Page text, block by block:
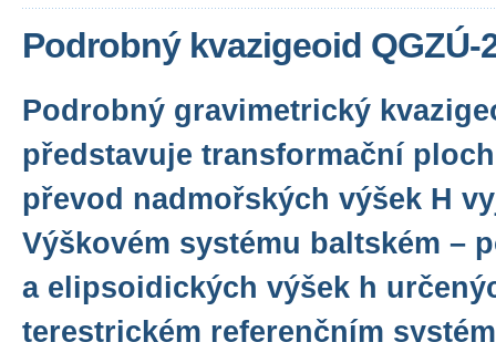
Podrobný kvazigeoid QGZÚ-
Podrobný gravimetrický
představuje transformační
převod nadmořských výšek H
Výškovém systému baltském –
a elipsoidických výšek h
terestrickém referenčním